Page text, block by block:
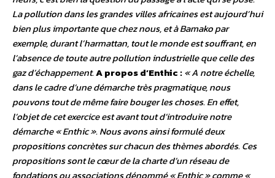
La pollution dans les grandes villes africaines est aujourd’hui
bien plus importante que chez nous, et à Bamako par
exemple, durant l’harmattan, tout le monde est souffrant, en
l’absence de toute autre pollution industrielle que celle des
gaz d’échappement.A propos d’Enthic :« A notre échelle,
dans le cadre d’une démarche très pragmatique, nous
pouvons tout de même faire bouger les choses. En effet,
l’objet de cet exercice est avant tout d’introduire notre
démarche « Enthic ». Nous avons ainsi formulé deux
propositions concrètes sur chacun des thèmes abordés. Ces
propositions sont le cœur de la charte d’un réseau de